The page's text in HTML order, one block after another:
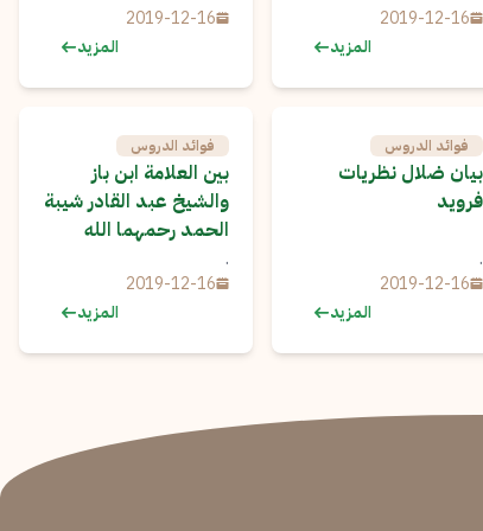
2019-12-16
المزيد
2019-12-16
المزيد
فوائد الدروس
بيان ضلال نظريات
فرويد
.
2019-12-16
المزيد
فوائد الدروس
بين العلامة ابن باز
والشيخ عبد القادر شيبة
الحمد رحمهما الله
.
2019-12-16
المزيد